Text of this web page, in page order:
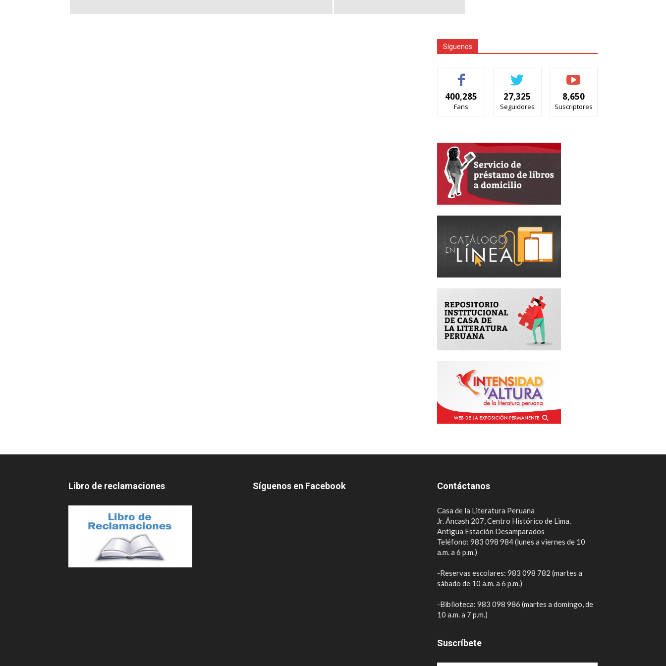
Síguenos
400,285
Fans
27,325
Seguidores
8,650
Suscriptores
Libro de reclamaciones Síguenos en Facebook Contáctanos
Casa de la Literatura Peruana
Jr. Áncash 207, Centro Histórico de Lima.
Antigua Estación Desamparados
Teléfono: 983 098 984 (lunes a viernes de 10
a.m. a 6 p.m.)
-Reservas escolares: 983 098 782 (martes a
sábado de 10 a.m. a 6 p.m.)
-Biblioteca: 983 098 986 (martes a domingo, de
10 a.m. a 7 p.m.)
Suscríbete